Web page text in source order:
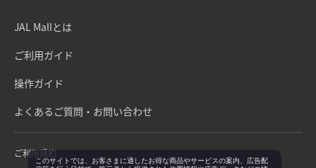
JAL Mallとは
ご利用ガイド
操作ガイド
よくあるご質問・お問い合わせ
ご利用規約
このサイトでは、お客さまに適したお得な商品やサービスの案内、広告配